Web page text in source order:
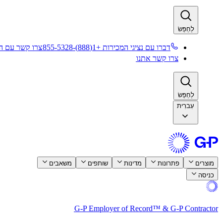
לְחַפֵּשׂ​​
דברו עם נציגי המכירות +1(888)-855-5328​​
צרו קשר עם
צרו קשר אתנו​​
לְחַפֵּשׂ​​
עִברִית
מוצרים​​ פתרונות​​ מדינות​​ שותפים​​
משאבים​​
כניסה​​
G-P Employer of Record™ & G-P Contractor​​